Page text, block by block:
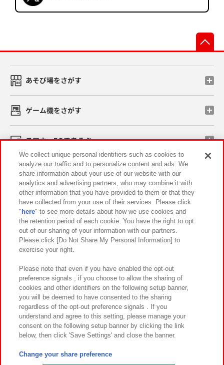
あそび場をさがす
ゲーム機をさがす
スマホ・PCであそぶ
イベント・キャンペーン
関連会社 サステナビリティ サイトポリシー
プライバシーポリシー ウェブアクセシビリティ方針と検証結果
お取引先さまとともに
カスタマーハラスメント対応方針 よくあるご質問・お問い合わせ
©Bandai Namco Amusement Inc.
©Bandai Namco Amusement Lab Inc.
We collect unique personal identifiers such as cookies to
analyze our traffic and to personalize content and ads. We
share information about your use of our website with our
analytics and advertising partners, who may combine it with
other information that you have provided to them or that they
have collected from your use of their services. Please click
" here" to see more details about how we use cookies and
the retention period of each cookie. You have the right to opt
out of our sharing of your information with our partners.
Please click [Do Not Share My Personal Information] to
exercise your right.
Please note that even if you have enabled the opt-out
preference signals , if you choose to allow the sharing of
cookies and other identifiers on the following setup banner,
you will be deemed to have consented to the sharing
regardless of the opt-out preference signals . If you
understand and agree to this setting, please manage your
consent on the following setup banner by clicking the link
below, then click 'Save Settings' and close the banner.
Change your share preference